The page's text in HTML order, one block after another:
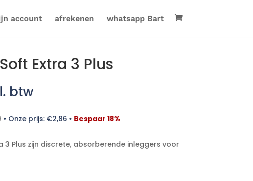
account afrekenen whatsapp Bart
Extra 3 Plus
btw
• Onze prijs: €2,86 • Bespaar 18%
3 Plus zijn discrete, absorberende inleggers voor